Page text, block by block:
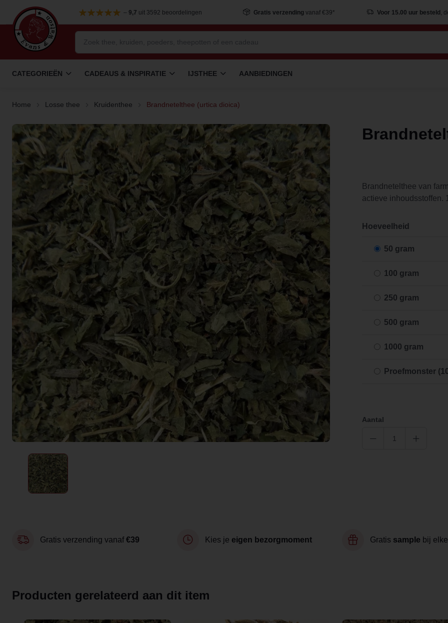
– 9,7 uit 3592 beoordelingen Gratis verzending vanaf €39* Voor 15.00 uur besteld ,
CATEGORIEËN CADEAUS & INSPIRATIE IJSTHEE AANBIEDINGEN
Home Losse thee Kruidenthee Brandnetelthee (urtica dioica)
Brandnetelthee van
actieve inhoudsstoffen.
Hoeveelheid
50 gram
100 gram
250 gram
500 gram
1000 gram
Proefmonster
Aantal
Gratis verzending vanaf €39 Kies je eigen bezorgmoment Gratis sample bij
Producten gerelateerd aan dit item